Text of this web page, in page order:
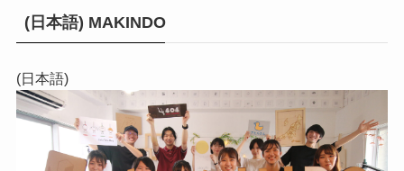
(日本語) MAKINDO
(日本語)